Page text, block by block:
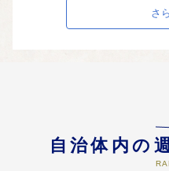
さ
自治体内の